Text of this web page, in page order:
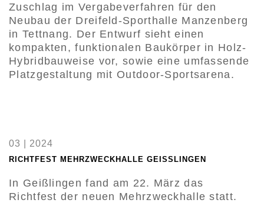
Zuschlag im Vergabeverfahren für den
Neubau der Dreifeld-Sporthalle Manzenberg
in Tettnang. Der Entwurf sieht einen
kompakten, funktionalen Baukörper in Holz-
Hybridbauweise vor, sowie eine umfassende
Platzgestaltung mit Outdoor-Sportsarena.
03 | 2024
RICHTFEST MEHRZWECKHALLE GEISSLINGEN
In Geißlingen fand am 22. März das
Richtfest der neuen Mehrzweckhalle statt.